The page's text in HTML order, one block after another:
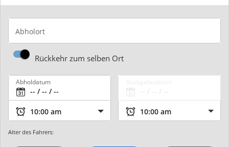
Abholort
Rückkehr zum selben Ort
Abholdatum
Alter des Fahrers: